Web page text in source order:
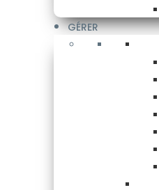
GÉRER